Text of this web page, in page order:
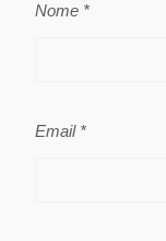
Nome *
Email *